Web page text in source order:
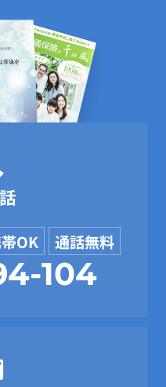
OK 通話無料
104